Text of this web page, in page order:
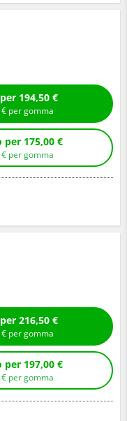
Compra con montaggio per 194,50 €
€ per gomma
Compra senza montaggio per 175,00 €
€ per gomma
Compra con montaggio per 216,50 €
€ per gomma
Compra senza montaggio per 197,00 €
€ per gomma